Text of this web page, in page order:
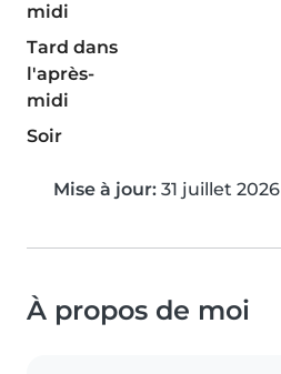
midi
Tard dans
l'après-
midi
Soir
Mise à jour: 31 juillet 2026
À propos de moi